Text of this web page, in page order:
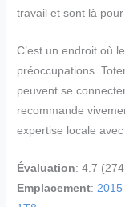
travail et sont là
C’est un endroit où
préoccupations.
peuvent se
recommande
expertise locale
Évaluation: 4.7
Emplacement: